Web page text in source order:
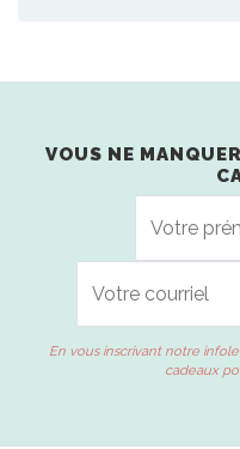
VOUS NE
En vous inscrivant notre
cadeaux